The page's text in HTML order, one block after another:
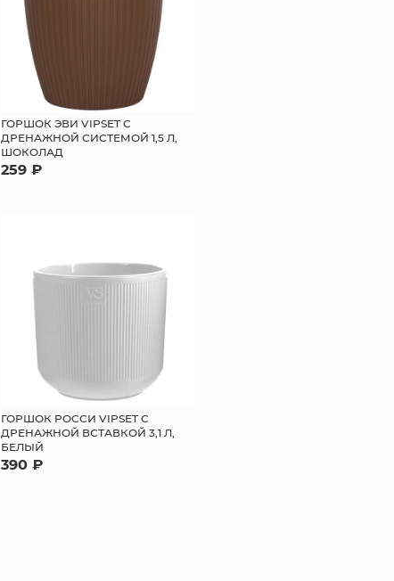
ГОРШОК ЭВИ VIPSET С
ДРЕНАЖНОЙ СИСТЕМОЙ 1,5 Л,
ШОКОЛАД
259 ₽
ГОРШОК РОССИ VIPSET С
ДРЕНАЖНОЙ ВСТАВКОЙ 3,1 Л,
БЕЛЫЙ
390 ₽